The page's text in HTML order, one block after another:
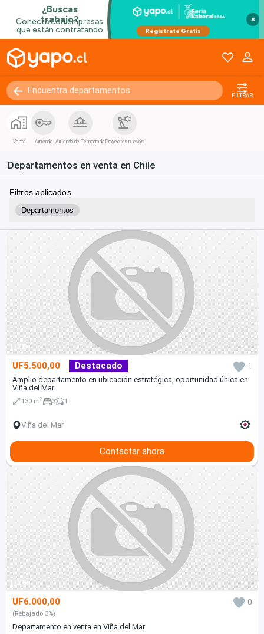
×
FILTRAR
Venta Arriendo Arriendo de Temporada Proyectos nuevos
Departamentos en venta en Chile
Filtros aplicados
Departamentos
1/20
UF5.500,00 Destacado
1
Amplio departamento en ubicación estratégica, oportunidad única en
Viña del Mar
130 m2 3 1
Viña del Mar
Contactar ahora
1/26
UF6.000,00 0
(Rebajado 3%)
Departamento en venta en Viña del Mar